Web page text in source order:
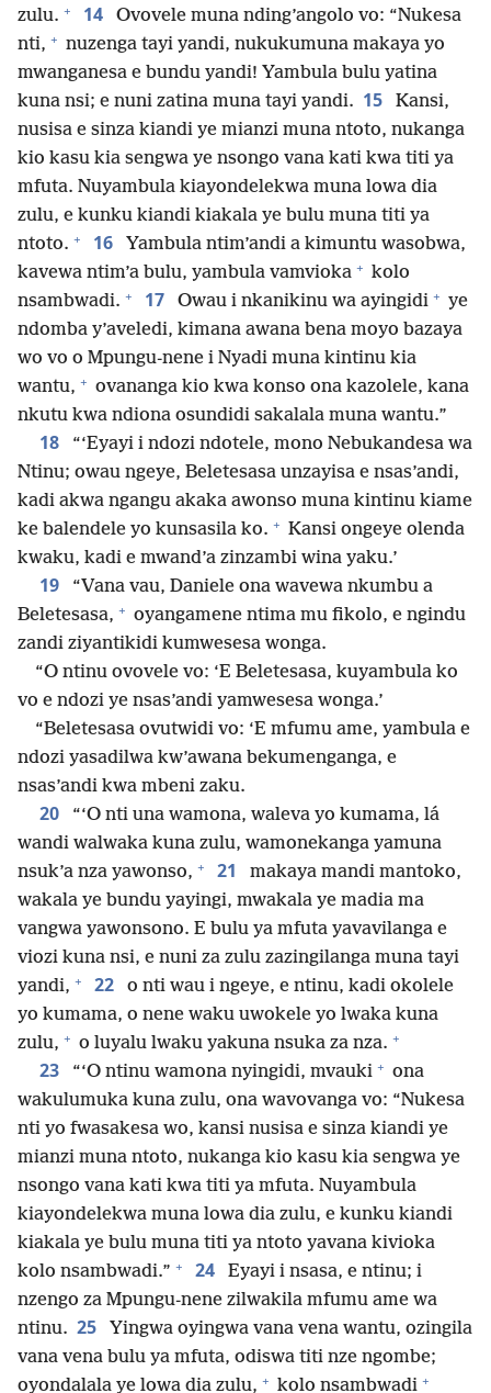
zulu. + 14
Ovovele muna nding’angolo vo: “Nukesa
nti, + nuzenga tayi yandi, nukukumuna makaya yo
mwanganesa e bundu yandi! Yambula bulu yatina
kuna nsi; e nuni zatina muna tayi yandi. 15
Kansi,
nusisa e sinza kiandi ye mianzi muna ntoto, nukanga
kio kasu kia sengwa ye nsongo vana kati kwa titi ya
mfuta. Nuyambula kiayondelekwa muna lowa dia
zulu, e kunku kiandi kiakala ye bulu muna titi ya
ntoto. + 16
Yambula ntim’andi a kimuntu wasobwa,
kavewa ntim’a bulu, yambula vamvioka + kolo
nsambwadi. + 17 Owau i nkanikinu wa ayingidi + ye
ndomba y’aveledi, kimana awana bena moyo bazaya
wo vo o Mpungu-nene i Nyadi muna kintinu kia
wantu, + ovananga kio kwa konso ona kazolele, kana
nkutu kwa ndiona osundidi sakalala muna wantu.”
18
“‘Eyayi i ndozi ndotele, mono Nebukandesa wa
Ntinu; owau ngeye, Beletesasa unzayisa e nsas’andi,
kadi akwa ngangu akaka awonso muna kintinu kiame
ke balendele yo kunsasila ko. + Kansi ongeye olenda
kwaku, kadi e mwand’a zinzambi wina yaku.’
19
“Vana vau, Daniele ona wavewa nkumbu a
Beletesasa, + oyangamene ntima mu fikolo, e ngindu
zandi ziyantikidi kumwesesa wonga.
“O ntinu ovovele vo: ‘E Beletesasa, kuyambula ko
vo e ndozi ye nsas’andi yamwesesa wonga.’
“Beletesasa ovutwidi vo: ‘E mfumu ame, yambula e
ndozi yasadilwa kw’awana bekumenganga, e
nsas’andi kwa mbeni zaku.
20
“‘O nti una wamona, waleva yo kumama, lá
wandi walwaka kuna zulu, wamonekanga yamuna
nsuk’a nza yawonso, + 21
makaya mandi mantoko,
wakala ye bundu yayingi, mwakala ye madia ma
vangwa yawonsono. E bulu ya mfuta yavavilanga e
viozi kuna nsi, e nuni za zulu zazingilanga muna tayi
yandi, + 22
o nti wau i ngeye, e ntinu, kadi okolele
yo kumama, o nene waku uwokele yo lwaka kuna
zulu, + o luyalu lwaku yakuna nsuka za nza. +
23 “‘O ntinu wamona nyingidi, mvauki + ona
wakulumuka kuna zulu, ona wavovanga vo: “Nukesa
nti yo fwasakesa wo, kansi nusisa e sinza kiandi ye
mianzi muna ntoto, nukanga kio kasu kia sengwa ye
nsongo vana kati kwa titi ya mfuta. Nuyambula
kiayondelekwa muna lowa dia zulu, e kunku kiandi
kiakala ye bulu muna titi ya ntoto yavana kivioka
kolo nsambwadi.” + 24
Eyayi i nsasa, e ntinu; i
nzengo za Mpungu-nene zilwakila mfumu ame wa
ntinu. 25
Yingwa oyingwa vana vena wantu, ozingila
vana vena bulu ya mfuta, odiswa titi nze ngombe;
oyondalala ye lowa dia zulu, + kolo nsambwadi +